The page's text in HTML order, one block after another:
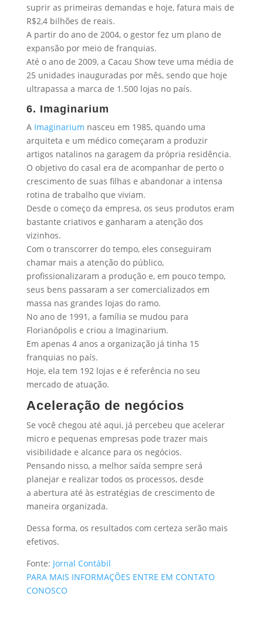
suprir as primeiras demandas e hoje, fatura mais de
R$2,4 bilhões de reais.
A partir do ano de 2004, o gestor fez um plano de
expansão por meio de franquias.
Até o ano de 2009, a Cacau Show teve uma média de
25 unidades inauguradas por mês, sendo que hoje
ultrapassa a marca de 1.500 lojas no país.
6. Imaginarium
A Imaginarium nasceu em 1985, quando uma
arquiteta e um médico começaram a produzir
artigos natalinos na garagem da própria residência.
O objetivo do casal era de acompanhar de perto o
crescimento de suas filhas e abandonar a intensa
rotina de trabalho que viviam.
Desde o começo da empresa, os seus produtos eram
bastante criativos e ganharam a atenção dos
vizinhos.
Com o transcorrer do tempo, eles conseguiram
chamar mais a atenção do público,
profissionalizaram a produção e, em pouco tempo,
seus bens passaram a ser comercializados em
massa nas grandes lojas do ramo.
No ano de 1991, a família se mudou para
Florianópolis e criou a Imaginarium.
Em apenas 4 anos a organização já tinha 15
franquias no país.
Hoje, ela tem 192 lojas e é referência no seu
mercado de atuação.
Aceleração de negócios
Se você chegou até aqui, já percebeu que acelerar
micro e pequenas empresas pode trazer mais
visibilidade e alcance para os negócios.
Pensando nisso, a melhor saída sempre será
planejar e realizar todos os processos, desde
a abertura até às estratégias de crescimento de
maneira organizada.
Dessa forma, os resultados com certeza serão mais
efetivos.
Fonte: Jornal Contábil
PARA MAIS INFORMAÇÕES ENTRE EM CONTATO
CONOSCO